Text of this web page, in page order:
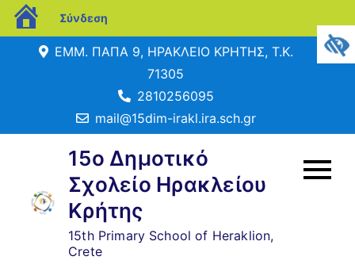
blogs.sch.gr
Σύνδεση
ΜετάβασηΕΜΜ. ΠΑΠΑ 9, ΗΡΑΚΛΕΙΟ ΚΡΗΤΗΣ, Τ.Κ.
71305
2810256095
mail@15dim-irakl.ira.sch.gr
15o Δημοτικό
Σχολείο Ηρακλείου
Κρήτης
15th Primary School of Heraklion,
Crete